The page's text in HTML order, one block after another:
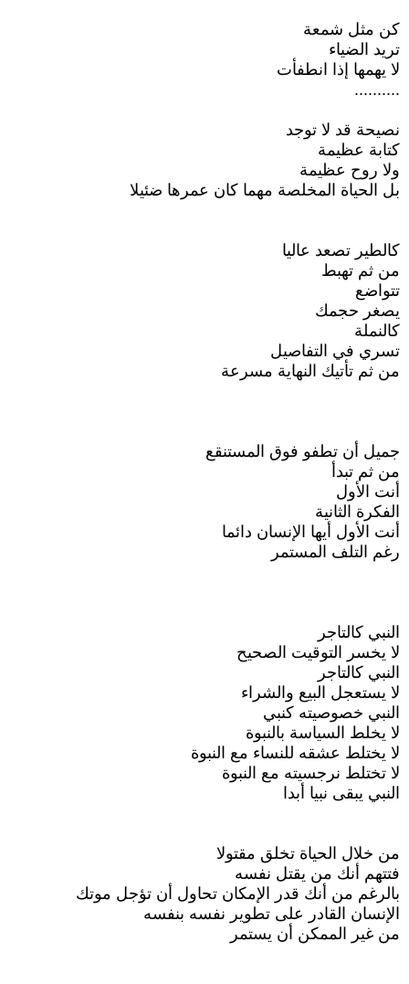
كن مثل شمعة
تريد الضياء
لا يهمها إذا انطفأت
..........
نصيحة قد لا توجد
كتابة عظيمة
ولا روح عظيمة
بل الحياة المخلصة مهما كان عمرها ضئيلا
كالطير تصعد عاليا
من ثم تهبط
تتواضع
يصغر حجمك
كالنملة
تسري في التفاصيل
من ثم تأتيك النهاية مسرعة
جميل أن تطفو فوق المستنقع
من ثم تبدأ
أنت الأول
الفكرة الثانية
أنت الأول أيها الإنسان دائما
رغم التلف المستمر
النبي كالتاجر
لا يخسر التوقيت الصحيح
النبي كالتاجر
لا يستعجل البيع والشراء
النبي خصوصيته كنبي
لا يخلط السياسة بالنبوة
لا يختلط عشقه للنساء مع النبوة
لا تختلط نرجسيته مع النبوة
النبي يبقى نبيا أبدا
من خلال الحياة تخلق مقتولا
فتتهم أنك من يقتل نفسه
بالرغم من أنك قدر الإمكان تحاول أن تؤجل موتك
الإنسان القادر على تطوير نفسه بنفسه
من غير الممكن أن يستمر